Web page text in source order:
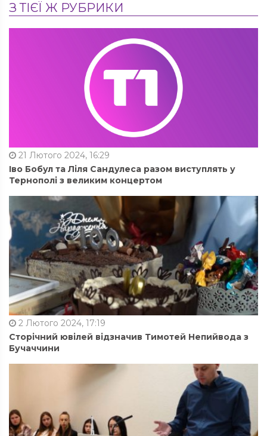
З ТІЄЇ Ж РУБРИКИ
21 Лютого 2024, 16:29
Іво Бобул та Ліля Сандулеса разом виступлять у
Тернополі з великим концертом
2 Лютого 2024, 17:19
Сторічний ювілей відзначив Тимотей Непийвода з
Бучаччини